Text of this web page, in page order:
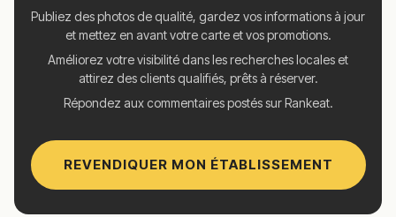
Publiez des photos de qualité, gardez vos informations à jour
et mettez en avant votre carte et vos promotions.
Améliorez votre visibilité dans les recherches locales et
attirez des clients qualifiés, prêts à réserver.
Répondez aux commentaires postés sur Rankeat.
REVENDIQUER MON ÉTABLISSEMENT